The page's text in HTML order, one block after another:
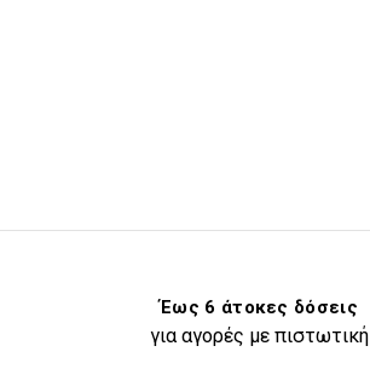
Έως 6 άτοκες δόσεις
για αγορές με πιστωτική